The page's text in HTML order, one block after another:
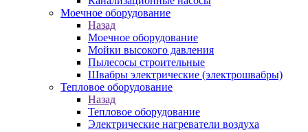
Моечное оборудование
Назад
Моечное оборудование
Мойки высокого давления
Пылесосы строительные
Швабры электрические (электрошвабры)
Тепловое оборудование
Назад
Тепловое оборудование
Электрические нагреватели воздуха